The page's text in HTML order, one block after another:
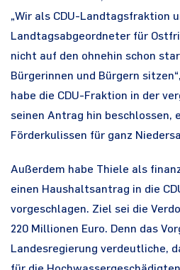
„Wir als CDU-Landtagsfraktion
Landtagsabgeordneter für
nicht auf den ohnehin schon
Bürgerinnen und Bürgern
habe die CDU-Fraktion in der
seinen Antrag hin beschlossen,
Förderkulissen für ganz
Außerdem habe Thiele als
einen Haushaltsantrag in die
vorgeschlagen. Ziel sei die
220 Millionen Euro. Denn das
Landesregierung verdeutliche,